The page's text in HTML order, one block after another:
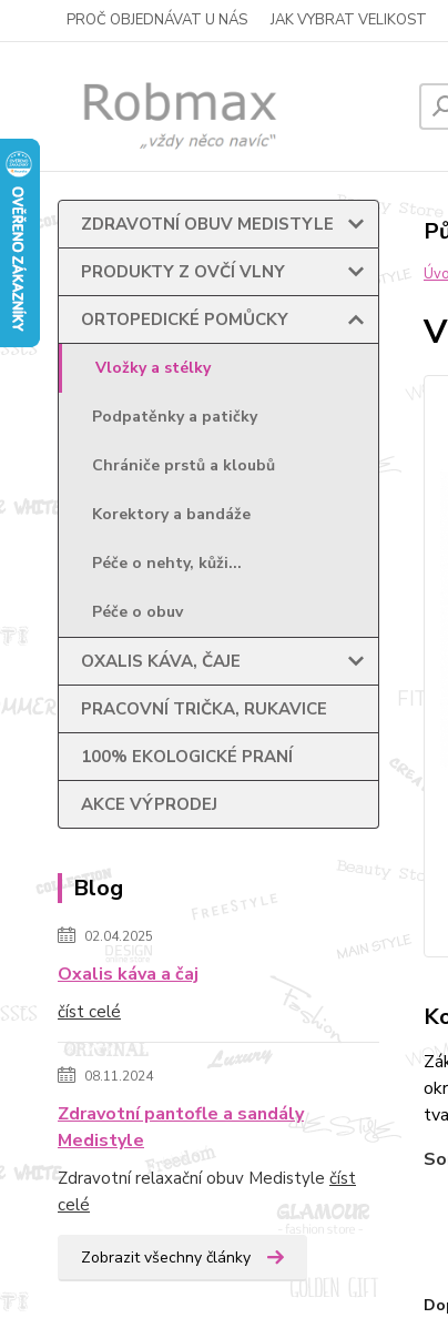
PROČ OBJEDNÁVAT U NÁS JAK VYBRAT VELIKOST
ZDRAVOTNÍ OBUV MEDISTYLE
PRODUKTY Z OVČÍ VLNY
ORTOPEDICKÉ POMŮCKY
Vložky a stélky
Podpatěnky a patičky
Chrániče prstů a kloubů
Korektory a bandáže
Péče o nehty, kůži...
Péče o obuv
OXALIS KÁVA, ČAJE
PRACOVNÍ TRIČKA, RUKAVICE
100% EKOLOGICKÉ PRANÍ
AKCE VÝPRODEJ
Blog
02.04.2025
Oxalis káva a čaj
číst celé
08.11.2024
Zdravotní pantofle a sandály
Medistyle
Zdravotní relaxační obuv Medistyle číst
celé
Zobrazit všechny články